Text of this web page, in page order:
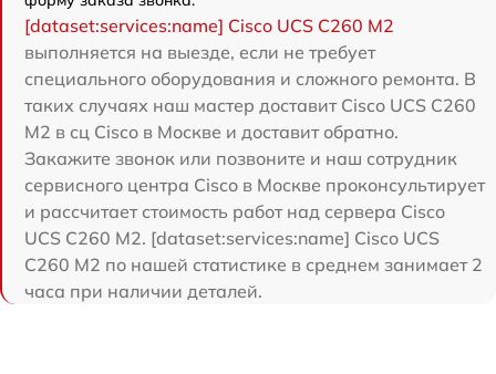
[dataset:services:name] Cisco UCS C260 M2
выполняется на выезде, если не требует
специального оборудования и сложного ремонта. В
таких случаях наш мастер доставит Cisco UCS C260
M2 в сц Cisco в Москве и доставит обратно.
Закажите звонок или позвоните и наш сотрудник
сервисного центра Cisco в Москве проконсультирует
и рассчитает стоимость работ над сервера Cisco
UCS C260 M2. [dataset:services:name] Cisco UCS
C260 M2 по нашей статистике в среднем занимает 2
часа при наличии деталей.